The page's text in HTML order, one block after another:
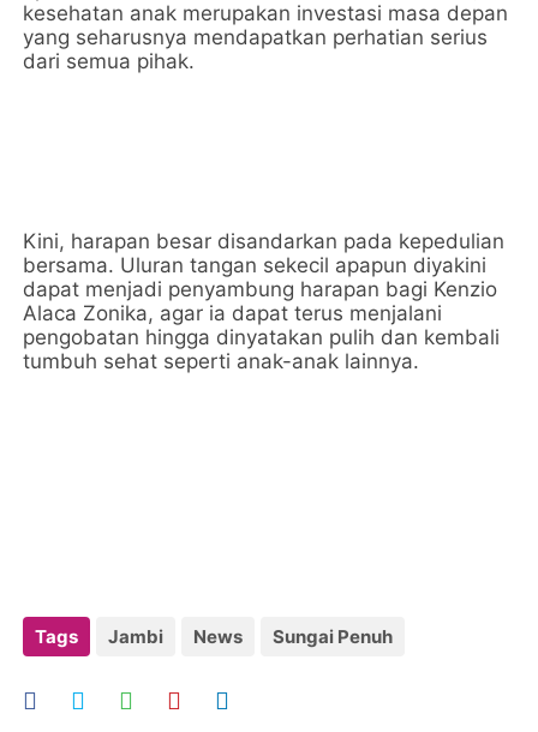
kesehatan anak merupakan investasi masa depan
yang seharusnya mendapatkan perhatian serius
dari semua pihak.
Kini, harapan besar disandarkan pada kepedulian
bersama. Uluran tangan sekecil apapun diyakini
dapat menjadi penyambung harapan bagi Kenzio
Alaca Zonika, agar ia dapat terus menjalani
pengobatan hingga dinyatakan pulih dan kembali
tumbuh sehat seperti anak-anak lainnya.
Tags Jambi News Sungai Penuh